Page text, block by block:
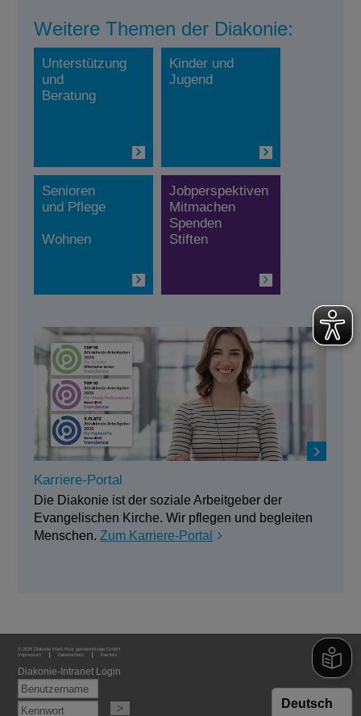
Weitere Themen der Diakonie:
Unterstützung
und
Beratung
Kinder und
Jugend
Senioren
und Pflege
Wohnen
Jobperspektiven
Mitmachen
Spenden
Stiften
Karriere-Portal
Die Diakonie ist der soziale Arbeitgeber der
Evangelischen Kirche. Wir pflegen und begleiten
Menschen.Zum Karriere-Portal
© 2026 Diakonie Mark-Ruhr gemeinnützige GmbH
Impressum
Datenschutz Karriere
Diakonie-Intranet Login